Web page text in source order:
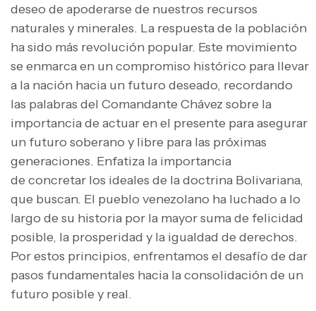
deseo de apoderarse de nuestros recursos
naturales y minerales. La respuesta de la población
ha sido más revolución popular. Este movimiento
se enmarca en un compromiso histórico para llevar
a la nación hacia un futuro deseado, recordando
las palabras del Comandante Chávez sobre la
importancia de actuar en el presente para asegurar
un futuro soberano y libre para las próximas
generaciones. Enfatiza la importancia
de concretar los ideales de la doctrina Bolivariana,
que buscan. El pueblo venezolano ha luchado a lo
largo de su historia por la mayor suma de felicidad
posible, la prosperidad y la igualdad de derechos.
Por estos principios, enfrentamos el desafío de dar
pasos fundamentales hacia la consolidación de un
futuro posible y real.